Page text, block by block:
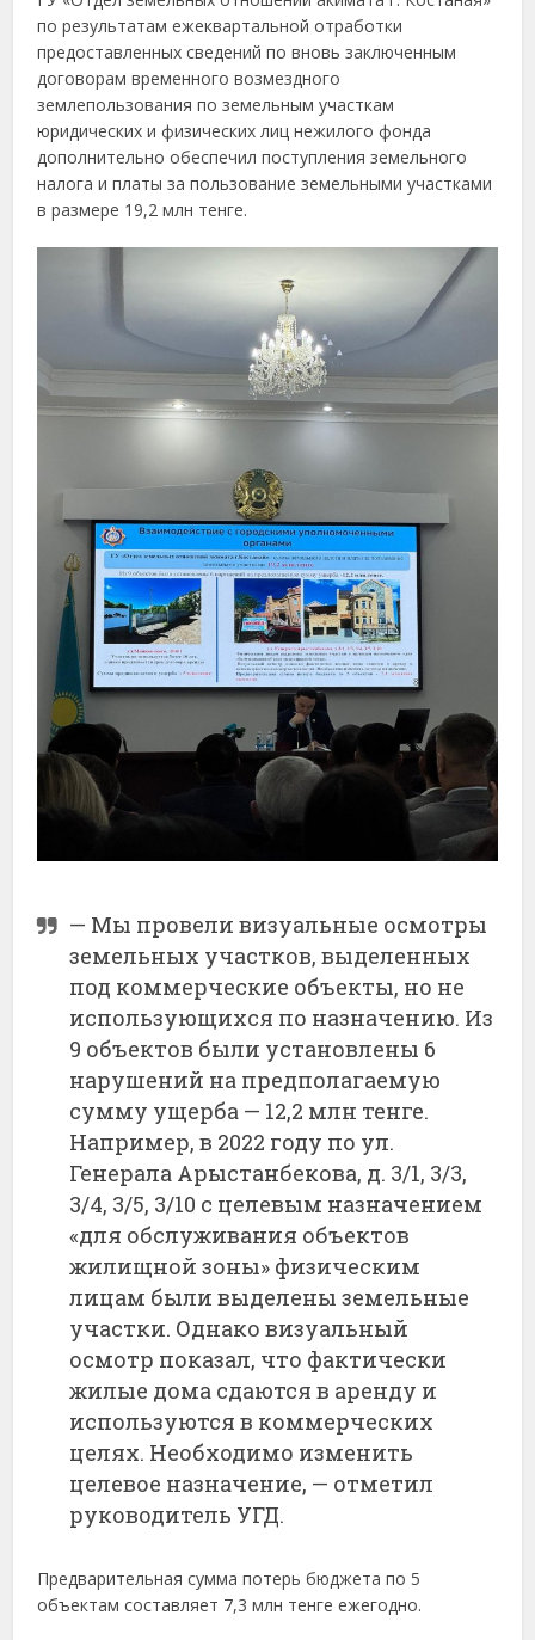
по результатам ежеквартальной отработки
предоставленных сведений по вновь заключенным
договорам временного возмездного
землепользования по земельным участкам
юридических и физических лиц нежилого фонда
дополнительно обеспечил поступления земельного
налога и платы за пользование земельными участками
в размере 19,2 млн тенге.
— Мы провели визуальные осмотры
земельных участков, выделенных
под коммерческие объекты, но не
использующихся по назначению. Из
9 объектов были установлены 6
нарушений на предполагаемую
сумму ущерба — 12,2 млн тенге.
Например, в 2022 году по ул.
Генерала Арыстанбекова, д. 3/1, 3/3,
3/4, 3/5, 3/10 с целевым назначением
«для обслуживания объектов
жилищной зоны» физическим
лицам были выделены земельные
участки. Однако визуальный
осмотр показал, что фактически
жилые дома сдаются в аренду и
используются в коммерческих
целях. Необходимо изменить
целевое назначение, — отметил
руководитель УГД.
Предварительная сумма потерь бюджета по 5
объектам составляет 7,3 млн тенге ежегодно.